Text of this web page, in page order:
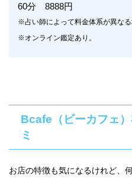
60分 8888円
※占い師によって料金体系が異なる
※オンライン鑑定あり。
Bcafe（ビーカフェ
ミ
お店の特徴も気になるけれど、